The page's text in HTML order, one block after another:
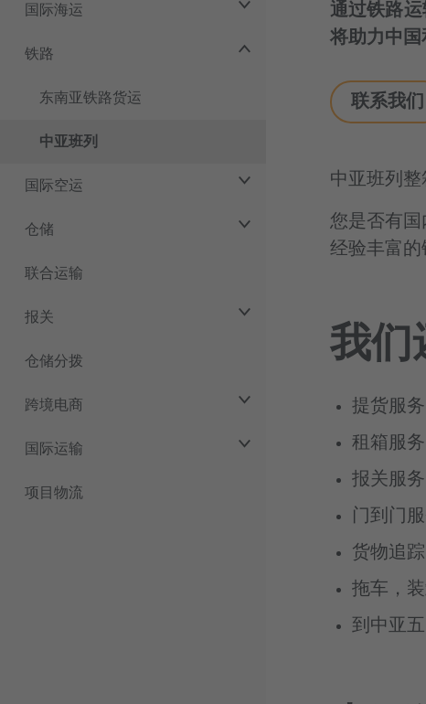
国际海运
铁路
东南亚铁路货运
中亚班列
国际空运
仓储
联合运输
报关
仓储分拨
跨境电商
国际运输
项目物流
通过铁路
将助力中国
联系我们
中亚班列
您是否有
经验丰富的
我们
提货服务
租箱服务
报关服务
门到门
货物追踪
拖车，
到中亚